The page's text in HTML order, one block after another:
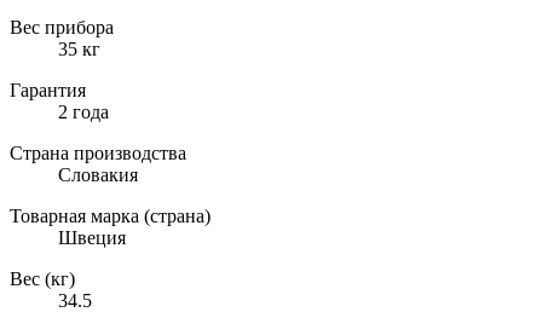
Вес прибора
35 кг
Гарантия
2 года
Страна производства
Словакия
Товарная марка (страна)
Швеция
Вес (кг)
34.5